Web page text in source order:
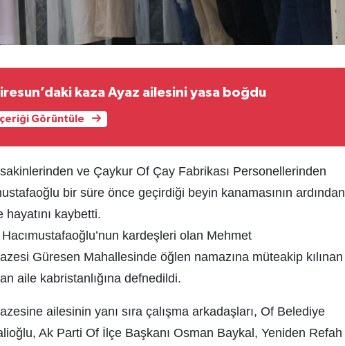
kaza Ayaz ailesini yasa boğdu
İçeriği Görüntüle
ve Çaykur Of Çay Fabrikası Personellerinden
bir süre önce geçirdiği beyin kanamasının ardından
kaybetti.
kardeşleri olan Mehmet
Güresen Mahallesinde öğlen namazına müteakip kılınan
aile kabristanlığına defnedildi.
ailesinin yanı sıra çalışma arkadaşları, Of Belediye
Ak Parti Of İlçe Başkanı Osman Baykal, Yeniden Refah